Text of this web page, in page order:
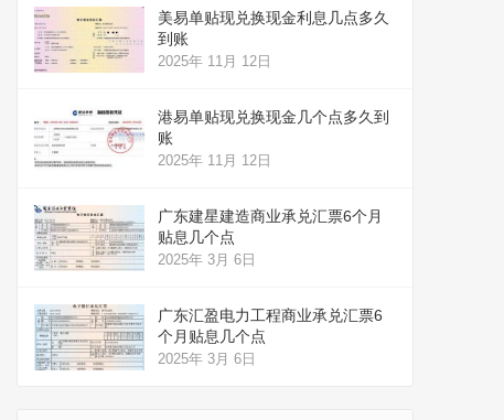
美易单贴现兑换现金利息几点多久
到账
2025年 11月 12日
港易单贴现兑换现金几个点多久到
账
2025年 11月 12日
广东建星建造商业承兑汇票6个月
贴息几个点
2025年 3月 6日
广东汇盈电力工程商业承兑汇票6
个月贴息几个点
2025年 3月 6日